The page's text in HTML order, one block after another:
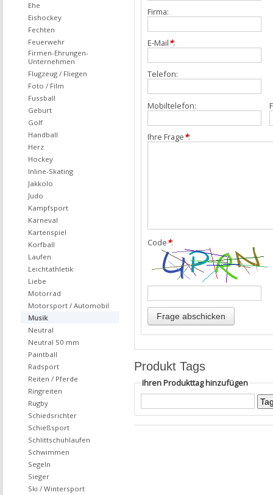
Firma:
E-Mail*:
Telefon:
Mobiltelefon:
Ihre Frage*:
Code*:
Produkt Tags
Ihren Produkttag hinzufügen
Ehe
Eishockey
Fechten
Feuerwehr
Firmen-Ehrungen-
Unternehmen
Flugzeug / Fliegen
Foto / Film
Fussball
Geburt
Golf
Handball
Herz
Hockey
Inline-Skating
Jakkolo
Judo
Kampfsport
Karneval
Kartenspiel
Korfball
Laufen
Leichtathletik
Liebe
Motorrad
Motorsport / Automobil
Musik
Neutral
Neutral 50 mm
Paintball
Radsport
Reiten / Pferde
Ringreiten
Rugby
Schiedsrichter
Schießsport
Schlittschuhlaufen
Schwimmen
Segeln
Sieger
Ski / Wintersport